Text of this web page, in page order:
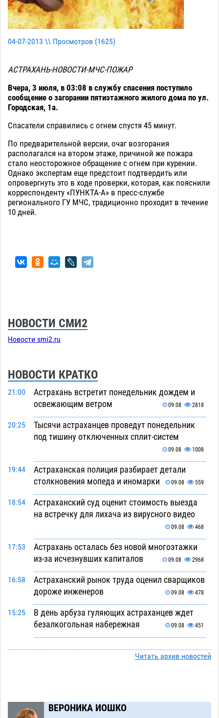
04-07-2013 \\ Просмотров (1625)
АСТРАХАНЬ-НОВОСТИ-МЧС-ПОЖАР
Вчера, 3 июля, в 03:08 в службу спасения поступило
сообщение о загорании пятиэтажного жилого дома по ул.
Городская, 1а.
Спасатели справились с огнем спустя 45 минут.
По предварительной версии, очаг возгорания
располагался на втором этаже, причиной же пожара
стало неосторожное обращение с огнем при курении.
Однако экспертам еще предстоит подтвердить или
опровергнуть это в ходе проверки, которая, как пояснили
корреспонденту «ПУНКТА-А» в пресс-службе
регионального ГУ МЧС, традиционно проходит в течение
10 дней.
НОВОСТИ СМИ2
Новости smi2.ru
НОВОСТИ КРАТКО
21:00
Астрахань встретит понедельник дождем и
освежающим ветром
09.08 2818
20:25
Тысячи астраханцев проведут понедельник
под тишину отключенных сплит-систем
09.08 1008
19:44
Астраханская полиция разбирает детали
столкновения мопеда и иномарки
09.08 559
18:54
Астраханский суд оценит стоимость выезда
на встречку для лихача из вирусного видео
09.08 468
17:53
Астрахань осталась без новой многоэтажки
из-за исчезнувших капиталов
09.08 2968
16:58
Астраханский рынок труда оценил сварщиков
дороже инженеров
09.08 478
15:25
В день арбуза гуляющих астраханцев ждет
безалкогольная набережная
09.08 451
Астрахани в кредитную яму
09.08 1033
12:03
Тысячи астраханцев останутся без горячей
Читать архив новостей
ВЕРОНИКА ИОШКО